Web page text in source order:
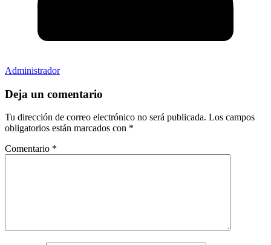
Administrador
Deja un comentario
Tu dirección de correo electrónico no será publicada. Los campos
obligatorios están marcados con *
Comentario *